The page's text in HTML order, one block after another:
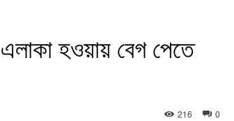
এলাকা হওয়ায় বেগ পেতে
0
216